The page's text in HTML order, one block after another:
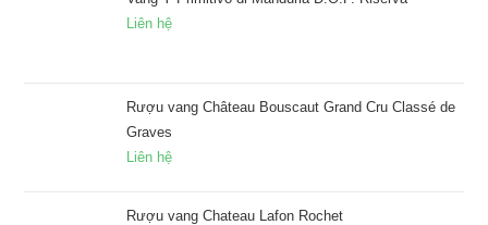
Liên hệ
Rượu vang Château Bouscaut Grand Cru Classé de
Graves
Liên hệ
Rượu vang Chateau Lafon Rochet